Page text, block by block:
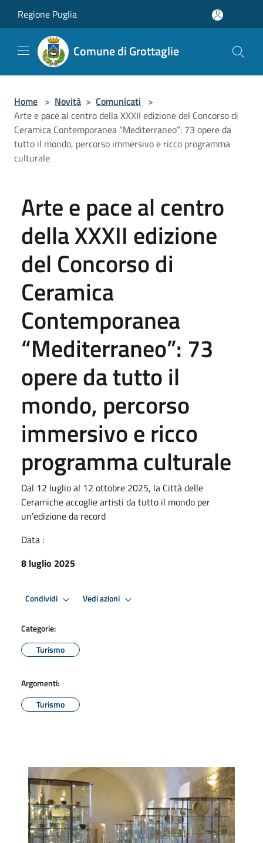
Regione Puglia
Comune di Grottaglie
Home > Novità > Comunicati >
Arte e pace al centro della XXXII edizione del Concorso di
Ceramica Contemporanea “Mediterraneo”: 73 opere da
tutto il mondo, percorso immersivo e ricco programma
culturale
Arte e pace al centro
della XXXII edizione
del Concorso di
Ceramica
Contemporanea
“Mediterraneo”: 73
opere da tutto il
mondo, percorso
immersivo e ricco
programma culturale
Dal 12 luglio al 12 ottobre 2025, la Città delle
Ceramiche accoglie artisti da tutto il mondo per
un’edizione da record
Data :
8 luglio 2025
Condividi Vedi azioni
Categorie:
Turismo
Argomenti:
Turismo